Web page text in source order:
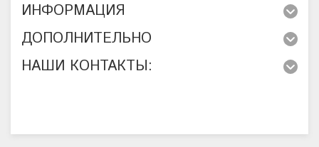
ИНФОРМАЦИЯ
ДОПОЛНИТЕЛЬНО
НАШИ КОНТАКТЫ: